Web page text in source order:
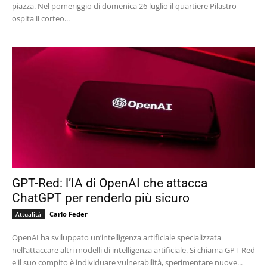
piazza. Nel pomeriggio di domenica 26 luglio il quartiere Pilastro
ospita il corteo...
GPT-Red: l’IA di OpenAI che attacca
ChatGPT per renderlo più sicuro
Attualità Carlo Feder
OpenAI ha sviluppato un’intelligenza artificiale specializzata
nell’attaccare altri modelli di intelligenza artificiale. Si chiama GPT-Red
e il suo compito è individuare vulnerabilità, sperimentare nuove...